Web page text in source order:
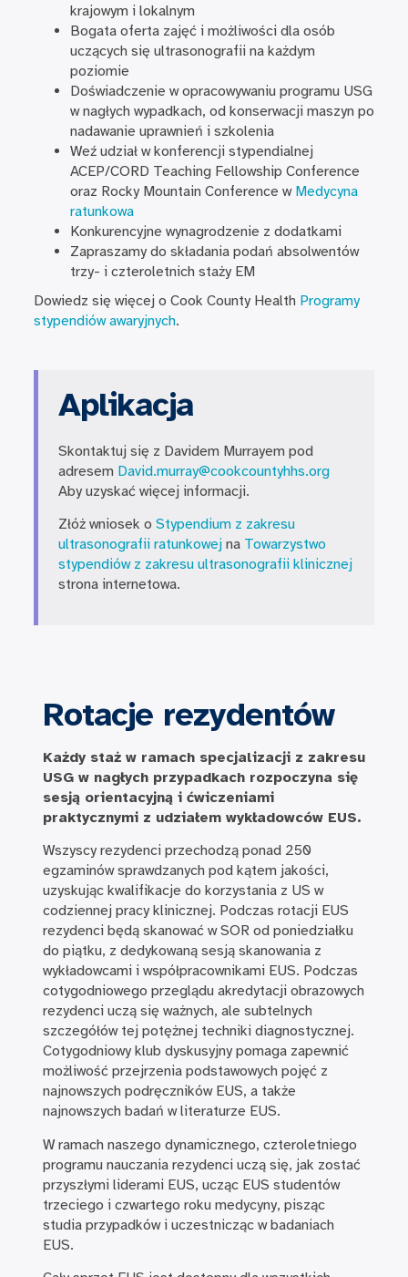
krajowym i lokalnym
Bogata oferta zajęć i możliwości dla osób
uczących się ultrasonografii na każdym
poziomie
Doświadczenie w opracowywaniu programu USG
w nagłych wypadkach, od konserwacji maszyn po
nadawanie uprawnień i szkolenia
Weź udział w konferencji stypendialnej
ACEP/CORD Teaching Fellowship Conference
oraz Rocky Mountain Conference w Medycyna
ratunkowa
Konkurencyjne wynagrodzenie z dodatkami
Zapraszamy do składania podań absolwentów
trzy- i czteroletnich staży EM
Dowiedz się więcej o Cook County Health Programy
stypendiów awaryjnych.
Aplikacja
Skontaktuj się z Davidem Murrayem pod
adresem David.murray@cookcountyhhs.org
Aby uzyskać więcej informacji.
Złóż wniosek oStypendium z zakresu
ultrasonografii ratunkowej na Towarzystwo
stypendiów z zakresu ultrasonografii klinicznej
strona internetowa.
Rotacje rezydentów
Każdy staż w ramach specjalizacji z zakresu
USG w nagłych przypadkach rozpoczyna się
sesją orientacyjną i ćwiczeniami
praktycznymi z udziałem wykładowców EUS.
Wszyscy rezydenci przechodzą ponad 250
egzaminów sprawdzanych pod kątem jakości,
uzyskując kwalifikacje do korzystania z US w
codziennej pracy klinicznej. Podczas rotacji EUS
rezydenci będą skanować w SOR od poniedziałku
do piątku, z dedykowaną sesją skanowania z
wykładowcami i współpracownikami EUS. Podczas
cotygodniowego przeglądu akredytacji obrazowych
rezydenci uczą się ważnych, ale subtelnych
szczegółów tej potężnej techniki diagnostycznej.
Cotygodniowy klub dyskusyjny pomaga zapewnić
możliwość przejrzenia podstawowych pojęć z
najnowszych podręczników EUS, a także
najnowszych badań w literaturze EUS.
W ramach naszego dynamicznego, czteroletniego
programu nauczania rezydenci uczą się, jak zostać
przyszłymi liderami EUS, ucząc EUS studentów
trzeciego i czwartego roku medycyny, pisząc
studia przypadków i uczestnicząc w badaniach
EUS.